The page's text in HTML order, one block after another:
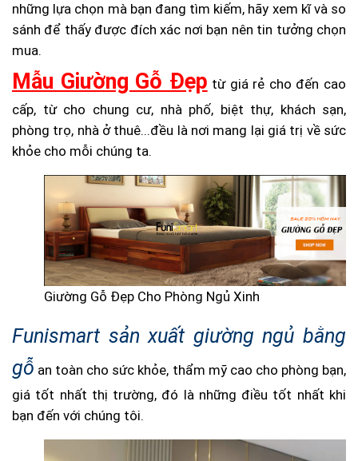
những lựa chọn mà bạn đang tìm kiếm, hãy xem kĩ và so
sánh để thấy được đích xác nơi bạn nên tin tưởng chọn
mua.
Mẫu Giường Gỗ Đẹp từ giá rẻ cho đến cao
cấp, từ cho chung cư, nhà phố, biệt thự, khách sạn,
phòng trọ, nhà ở thuê...đều là nơi mang lại giá trị về sức
khỏe cho mỗi chúng ta.
Giường Gỗ Đẹp Cho Phòng Ngủ Xinh
Funismart sản xuất giường ngủ bằng
gỗ an toàn cho sức khỏe, thẩm mỹ cao cho phòng bạn,
giá tốt nhất thị trường, đó là những điều tốt nhất khi
bạn đến với chúng tôi.